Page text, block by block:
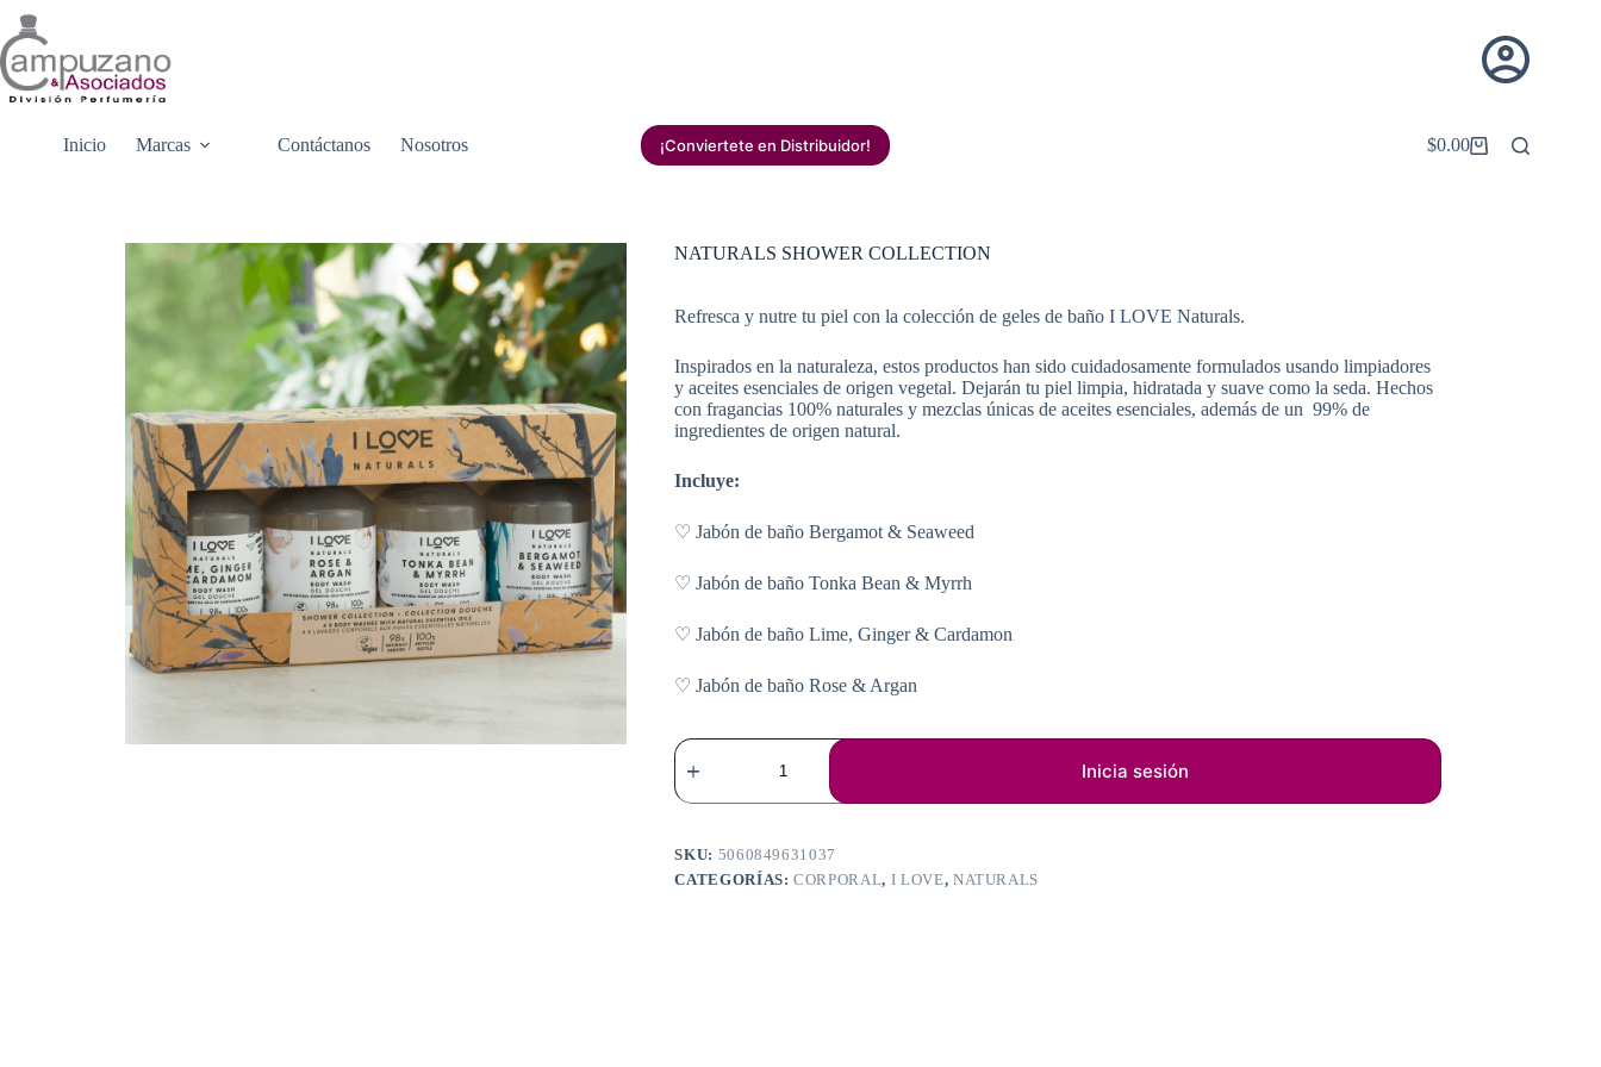
contenido
Inicio Marcas Contáctanos Nosotros ¡Conviertete en Distribuidor!
Carro
$0.00
NATURALS SHOWER COLLECTION
Refresca y nutre tu piel con la colección de geles de baño I LOVE Naturals.
Inspirados en la naturaleza, estos productos han sido cuidadosamente formulados usando limpiadores
y aceites esenciales de origen vegetal. Dejarán tu piel limpia, hidratada y suave como la seda.Hechos
con fragancias 100% naturales y mezclas únicas de aceites esenciales, además de un 99% de
ingredientes de origen natural.
Incluye:
♡ Jabón de baño Bergamot & Seaweed
♡ Jabón de baño Tonka Bean & Myrrh
♡ Jabón de baño Lime, Ginger & Cardamon
♡ Jabón de baño Rose & Argan
NATURALS
SHOWER
COLLECTION
cantidad
Inicia sesión
SKU: 5060849631037
CATEGORÍAS:CORPORAL, I LOVE, NATURALS